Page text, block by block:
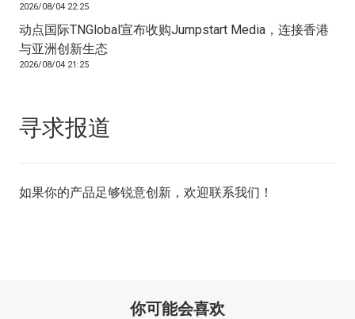
2026/08/04 22:25
动点国际TNGlobal宣布收购Jumpstart Media，连接香港
与亚洲创新生态
2026/08/04 21:25
寻求报道
如果你的产品足够锐意创新，欢迎联系我们 ！
你可能会喜欢